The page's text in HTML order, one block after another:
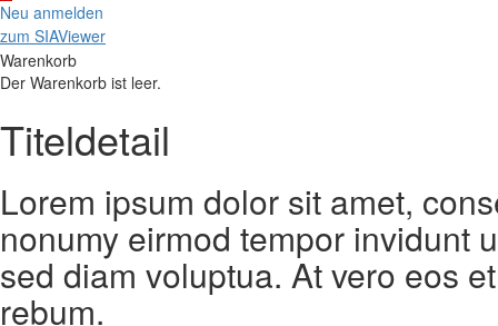
Neu anmelden
zum SIAViewer
Warenkorb
Der Warenkorb ist leer.
Titeldetail
Lorem ipsum dolor sit amet,
nonumy eirmod tempor invidunt
sed diam voluptua. At vero eos
rebum.